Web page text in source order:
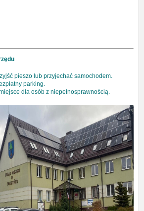
pieszo lub przyjechać samochodem.
parking.
dla osób z niepełnosprawnością.